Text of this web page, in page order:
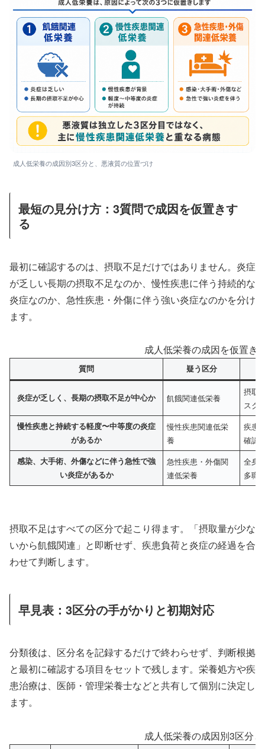
成人低栄養の成因別3区分と、悪液質の位置づけ
最短の見分け方：3質問で成因を仮置きす
る
最初に確認するのは、摂取不足だけではありません。炎症
が乏しい長期の摂取不足なのか、慢性疾患に伴う持続的な
炎症なのか、急性疾患・外傷に伴う強い炎症なのかを分け
ます。
成人低栄養の成因を仮置き
質問 疑う区分
炎症が乏しく、長期の摂取不足が中心か 飢餓関連低栄養
摂取
スク
慢性疾患と持続する軽度〜中等度の炎症
があるか
慢性疾患関連低栄
養
疾患
確認
感染、大手術、外傷などに伴う急性で強
い炎症があるか
急性疾患・外傷関
連低栄養
全身
多職
摂取不足はすべての区分で起こり得ます。「摂取量が少な
いから飢餓関連」と即断せず、疾患負荷と炎症の経過を合
わせて判断します。
早見表：3区分の手がかりと初期対応
分類後は、区分名を記録するだけで終わらせず、判断根拠
と最初に確認する項目をセットで残します。栄養処方や疾
患治療は、医師・管理栄養士などと共有して個別に決定し
ます。
成人低栄養の成因別3区分